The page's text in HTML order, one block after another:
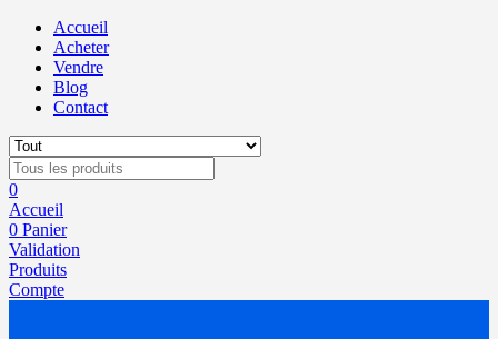
Accueil
Acheter
Vendre
Blog
Contact
0
Accueil
0 Panier
Validation
Produits
Compte